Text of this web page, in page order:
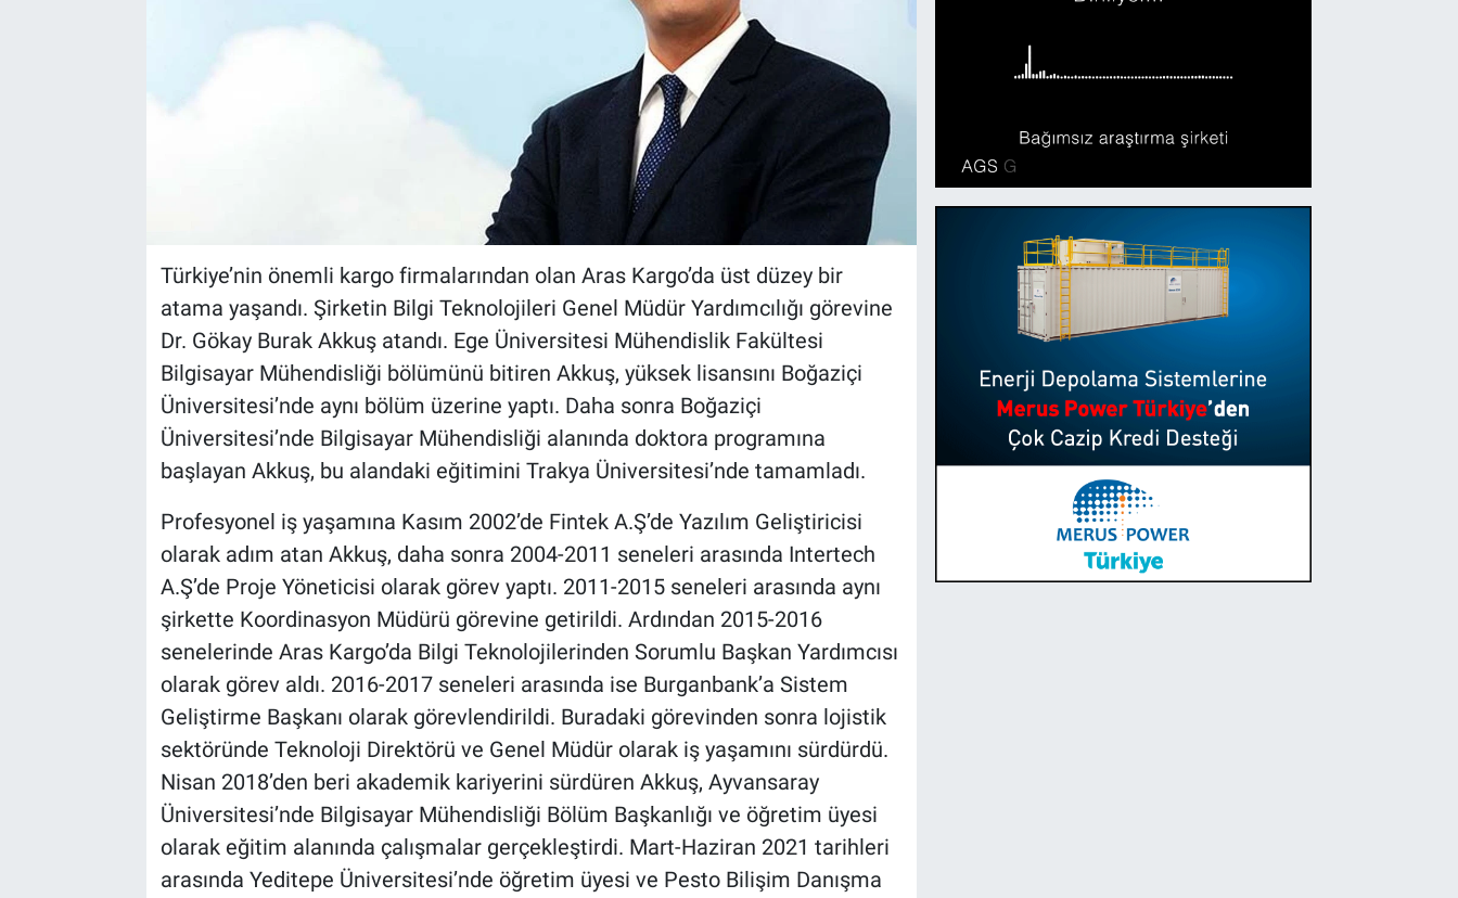
Türkiye’nin önemli kargo firmalarından olan Aras Kargo’da üst düzey bir
atama yaşandı. Şirketin Bilgi Teknolojileri Genel Müdür Yardımcılığı görevine
Dr. Gökay Burak Akkuş atandı. Ege Üniversitesi Mühendislik Fakültesi
Bilgisayar Mühendisliği bölümünü bitiren Akkuş, yüksek lisansını Boğaziçi
Üniversitesi’nde aynı bölüm üzerine yaptı. Daha sonra Boğaziçi
Üniversitesi’nde Bilgisayar Mühendisliği alanında doktora programına
başlayan Akkuş, bu alandaki eğitimini Trakya Üniversitesi’nde tamamladı.
Profesyonel iş yaşamına Kasım 2002’de Fintek A.Ş’de Yazılım Geliştiricisi
olarak adım atan Akkuş, daha sonra 2004-2011 seneleri arasında Intertech
A.Ş’de Proje Yöneticisi olarak görev yaptı. 2011-2015 seneleri arasında aynı
şirkette Koordinasyon Müdürü görevine getirildi. Ardından 2015-2016
senelerinde Aras Kargo’da Bilgi Teknolojilerinden Sorumlu Başkan Yardımcısı
olarak görev aldı. 2016-2017 seneleri arasında ise Burganbank’a Sistem
Geliştirme Başkanı olarak görevlendirildi. Buradaki görevinden sonra lojistik
sektöründe Teknoloji Direktörü ve Genel Müdür olarak iş yaşamını sürdürdü.
Nisan 2018’den beri akademik kariyerini sürdüren Akkuş, Ayvansaray
Üniversitesi’nde Bilgisayar Mühendisliği Bölüm Başkanlığı ve öğretim üyesi
olarak eğitim alanında çalışmalar gerçekleştirdi. Mart-Haziran 2021 tarihleri
arasında Yeditepe Üniversitesi’nde öğretim üyesi ve Pesto Bilişim Danışma